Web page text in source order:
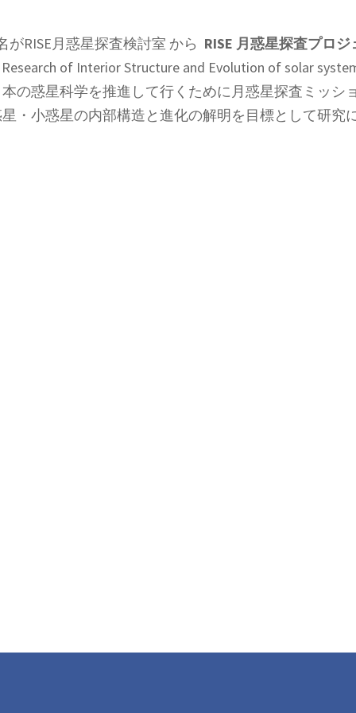
がRISE月惑星探査検討室 から RISE 月惑星探査プロジ
of Interior Structure and Evolution of solar
の惑星科学を推進して行くために月惑星探査ミッシ
・小惑星の内部構造と進化の解明を目標として研究